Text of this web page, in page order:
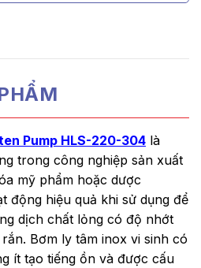
Pump HLS-220-304 là
trong công nghiệp sản xuất
mỹ phẩm hoặc dược
động hiệu quả khi sử dụng để
dịch chất lỏng có độ nhớt
Bơm ly tâm inox vi sinh có
ít tạo tiếng ồn và được cấu